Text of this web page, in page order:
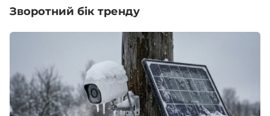
Зворотний бік тренду